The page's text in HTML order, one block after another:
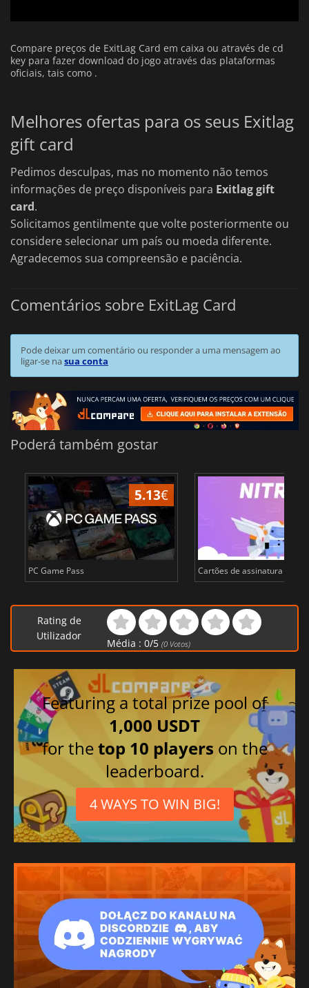
Compare preços de ExitLag Card em caixa ou através de cd
key para fazer download do jogo através das plataformas
oficiais, tais como .
Melhores ofertas para os seus Exitlag
gift card
Pedimos desculpas, mas no momento não temos
informações de preço disponíveis para Exitlag gift
card.
Solicitamos gentilmente que volte posteriormente ou
considere selecionar um país ou moeda diferente.
Agradecemos sua compreensão e paciência.
Comentários sobre ExitLag Card
Pode deixar um comentário ou responder a uma mensagem ao
ligar-se nasua conta
Poderá também gostar
5.13€
PC Game Pass Cartões de assinatura de
Rating de
Utilizador
Média : 0/5 (0Votos)
Featuring a total prize pool of
1,000 USDT
for thetop 10 players on the
leaderboard.
4 WAYS TO WIN BIG!